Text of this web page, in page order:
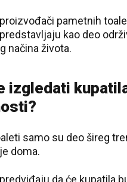
pametnih
kao deo
načina života.
izgledati
samo su deo šireg
doma.
da će kupatila